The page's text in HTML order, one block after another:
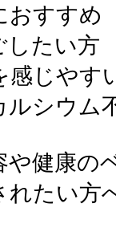
すすめ
したい方
感じやす
ルシウム
や健康の
れたい方